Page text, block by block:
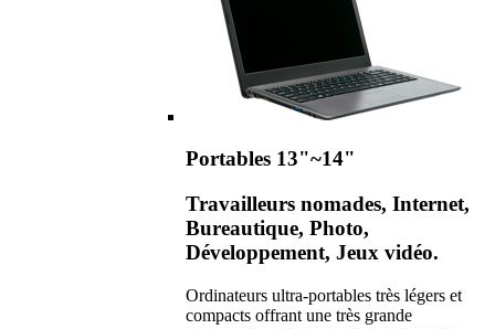
Portables 13"~14"
Travailleurs nomades, Internet,
Bureautique, Photo,
Développement, Jeux vidéo.
Ordinateurs ultra-portables très légers et
compacts offrant une très grande